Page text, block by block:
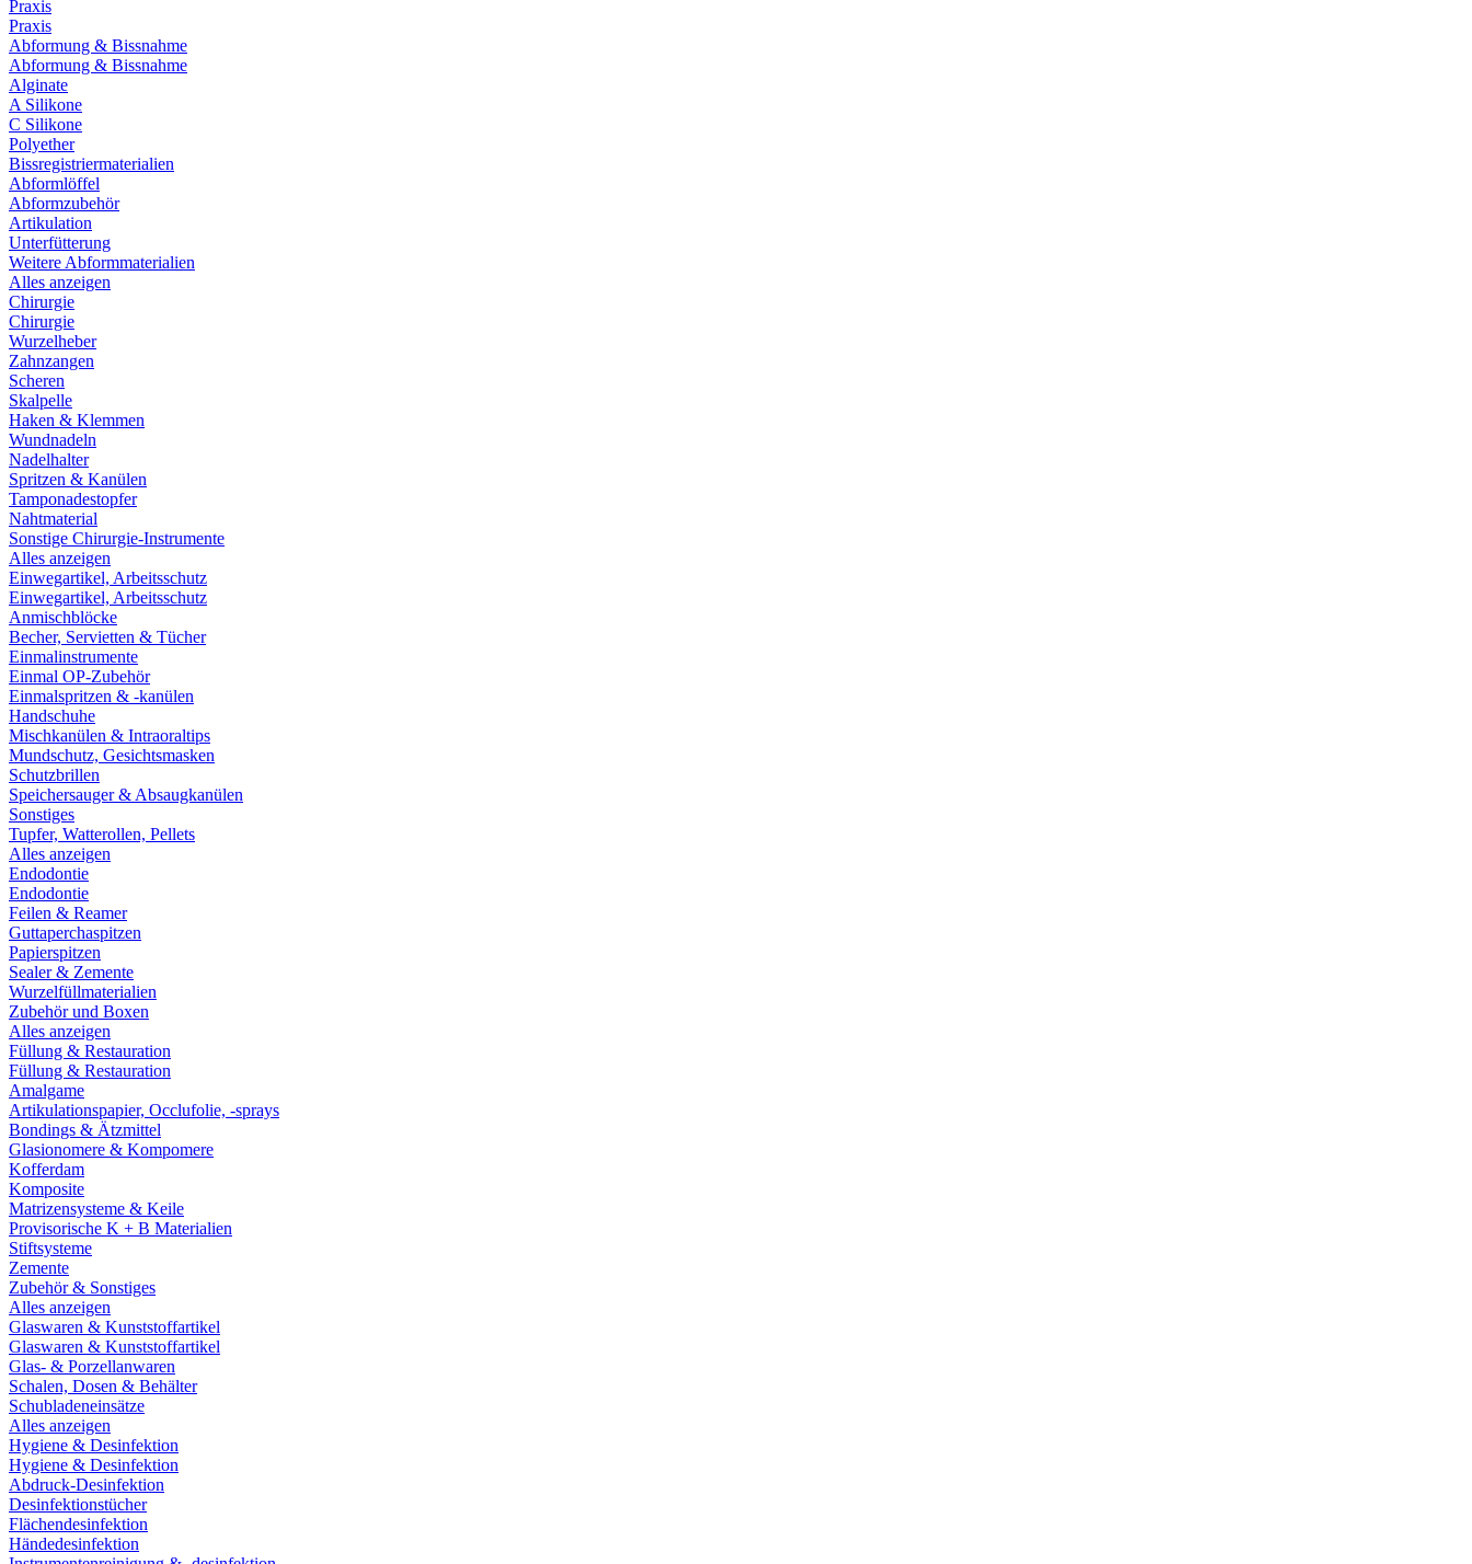
Praxis
Praxis
Abformung & Bissnahme
Abformung & Bissnahme
Alginate
A Silikone
C Silikone
Polyether
Bissregistriermaterialien
Abformlöffel
Abformzubehör
Artikulation
Unterfütterung
Weitere Abformmaterialien
Alles anzeigen
Chirurgie
Chirurgie
Wurzelheber
Zahnzangen
Scheren
Skalpelle
Haken & Klemmen
Wundnadeln
Nadelhalter
Spritzen & Kanülen
Tamponadestopfer
Nahtmaterial
Sonstige Chirurgie-Instrumente
Alles anzeigen
Einwegartikel, Arbeitsschutz
Einwegartikel, Arbeitsschutz
Anmischblöcke
Becher, Servietten & Tücher
Einmalinstrumente
Einmal OP-Zubehör
Einmalspritzen & -kanülen
Handschuhe
Mischkanülen & Intraoraltips
Mundschutz, Gesichtsmasken
Schutzbrillen
Speichersauger & Absaugkanülen
Sonstiges
Tupfer, Watterollen, Pellets
Alles anzeigen
Endodontie
Endodontie
Feilen & Reamer
Guttaperchaspitzen
Papierspitzen
Sealer & Zemente
Wurzelfüllmaterialien
Zubehör und Boxen
Alles anzeigen
Füllung & Restauration
Füllung & Restauration
Amalgame
Artikulationspapier, Occlufolie, -sprays
Bondings & Ätzmittel
Glasionomere & Kompomere
Kofferdam
Komposite
Matrizensysteme & Keile
Provisorische K + B Materialien
Stiftsysteme
Zemente
Zubehör & Sonstiges
Alles anzeigen
Glaswaren & Kunststoffartikel
Glaswaren & Kunststoffartikel
Glas- & Porzellanwaren
Schalen, Dosen & Behälter
Schubladeneinsätze
Alles anzeigen
Hygiene & Desinfektion
Hygiene & Desinfektion
Abdruck-Desinfektion
Desinfektionstücher
Flächendesinfektion
Händedesinfektion